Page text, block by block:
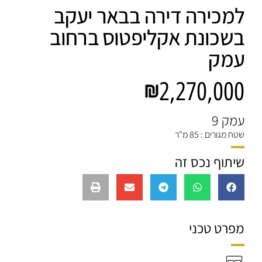
למכירה דירה בבאר יעקב
בשכונת אקליפטוס ברחוב
עמק
2,270,000
עמק 9
שטח מגורים : 85 מ"ר
שיתוף נכס זה
מפרט טכני